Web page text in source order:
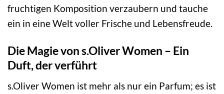
fruchtigen Komposition verzaubern und tauche
ein in eine Welt voller Frische und Lebensfreude.
Die Magie von s.Oliver Women – Ein
Duft, der verführt
s.Oliver Women ist mehr als nur ein Parfum; es ist